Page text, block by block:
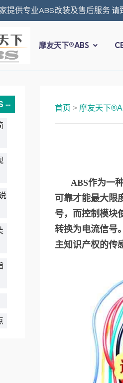
提供专业ABS改装及售后服务 请
摩友天下®ABS
首页 > 摩友天下
ABS作为一
可靠才能最大限
号，而控制模块
转换为电流信号
主知识产权的传